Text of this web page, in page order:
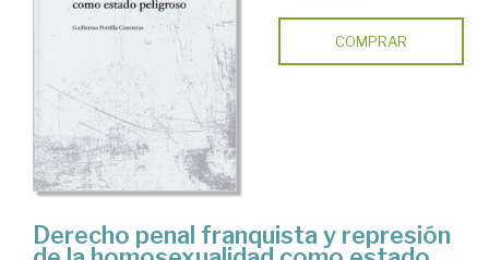
COMPRAR
Derecho penal franquista y represión